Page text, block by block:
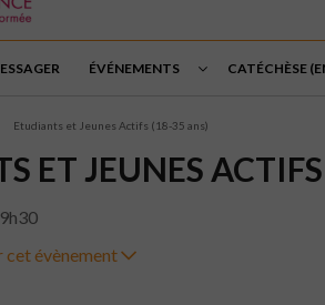
ÉVÉNEMENTS CATÉCHÈSE
Etudiants et Jeunes Actifs (18-35 ans)
ET JEUNES
cet évènement